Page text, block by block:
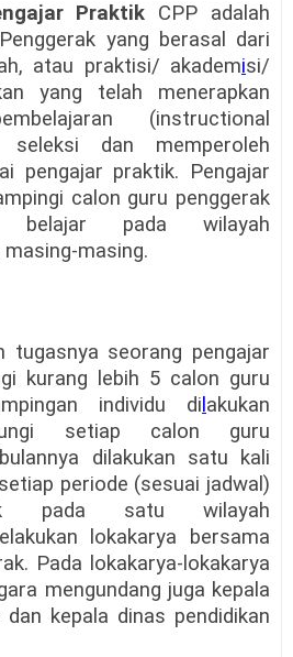
Praktik CPP adalah
yang berasal dari
atau praktisi/ akademisi/
yang telah menerapkan
(instructional
seleksi dan memperoleh
pengajar praktik. Pengajar
calon guru penggerak
belajar pada wilayah
masing.
tugasnya seorang pengajar
kurang lebih 5 calon guru
individu dilakukan
setiap calon guru
dilakukan satu kali
periode (sesuai jadwal)
pada satu wilayah
lokakarya bersama
Pada lokakarya-lokakarya
mengundang juga kepala
kepala dinas pendidikan